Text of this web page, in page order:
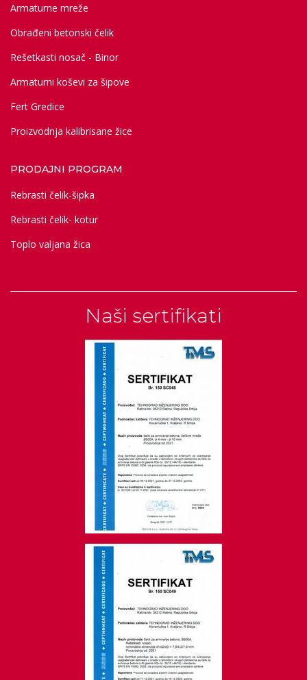
Armaturne mreže
Obrađeni betonski čelik
Rešetkasti nosač - Binor
Armaturni koševi za šipove
Fert Gredice
Proizvodnja kalibrisane žice
PRODAJNI PROGRAM
Rebrasti čelik-šipka
Rebrasti čelik- kotur
Toplo valjana žica
Naši sertifikati